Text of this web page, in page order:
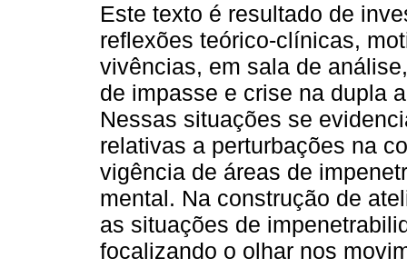
Este texto é resultado de
reflexões teórico-clínicas,
vivências, em sala de
de impasse e crise na dupla
Nessas situações se
relativas a perturbações na
vigência de áreas de
mental. Na construção de
as situações de
focalizando o olhar nos